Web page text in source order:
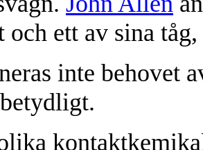
och ett av sina
inte behovet